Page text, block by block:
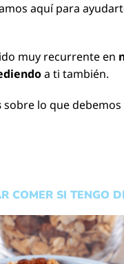
aquí para
muy recurrente en
a ti también.
sobre lo que
COMER SI TENGO